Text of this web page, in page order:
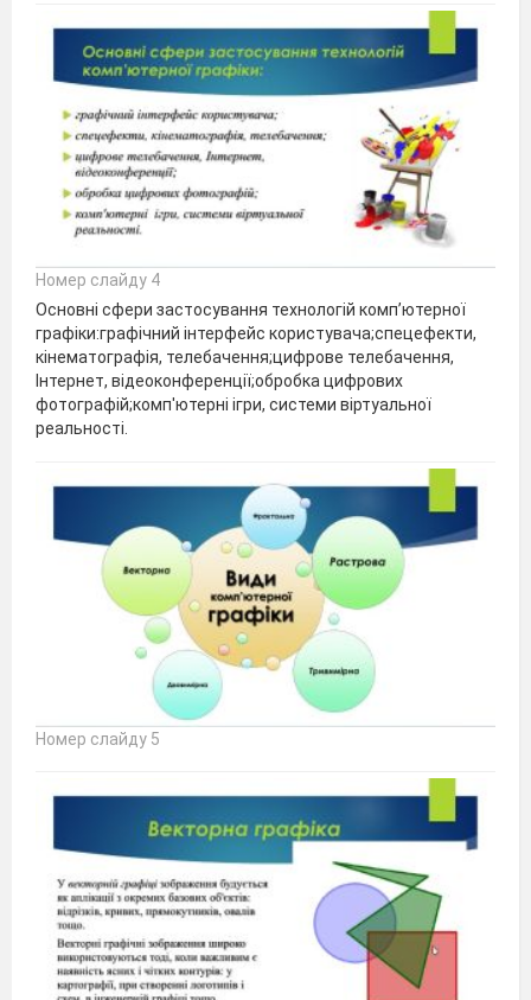
Номер слайду 4
Основні сфери застосування технологій комп’ютерної
графіки:графічний інтерфейс користувача;спецефекти,
кінематографія, телебачення;цифрове телебачення,
Інтернет, відеоконференції;обробка цифрових
фотографій;комп'ютерні ігри, системи віртуальної
реальності.
Номер слайду 5